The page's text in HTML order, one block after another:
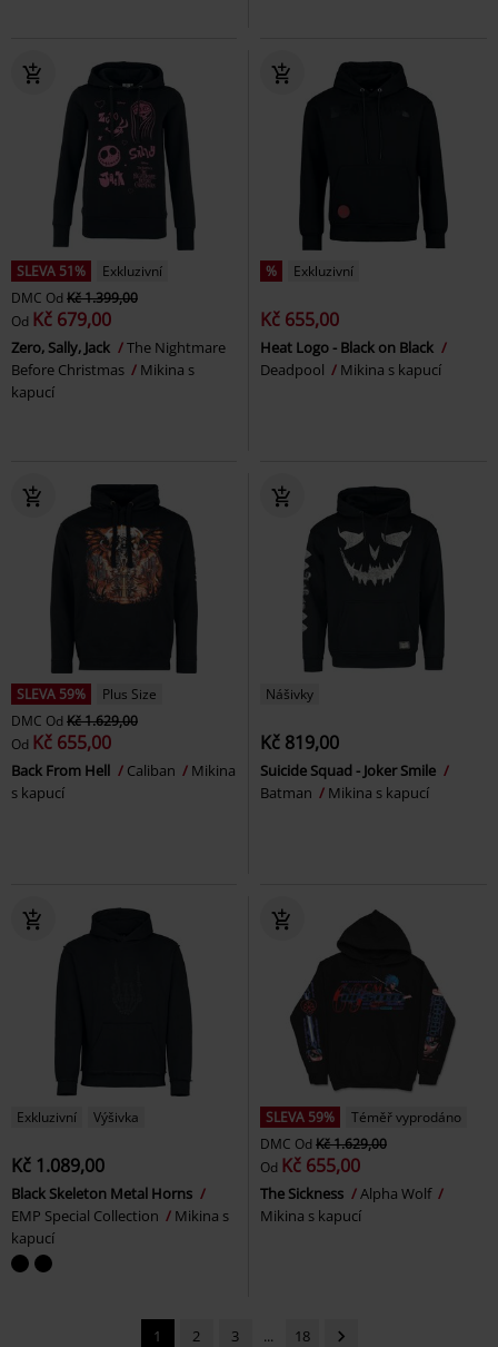
SLEVA 51%
Exkluzivní
DMC Od Kč 1.399,00
Od Kč 679,00
Zero, Sally, Jack
The Nightmare
Before Christmas
Mikina s
kapucí
% Exkluzivní
Kč 655,00
Heat Logo - Black on Black
Deadpool
Mikina s kapucí
SLEVA 59%
Plus Size
DMC Od Kč 1.629,00
Od Kč 655,00
Back From Hell Caliban
Mikina
s kapucí
Nášivky
Kč 819,00
Suicide Squad - Joker Smile
Batman
Mikina s kapucí
Exkluzivní Výšivka
Kč 1.089,00
Black Skeleton Metal Horns
EMP Special Collection
Mikina s
kapucí
SLEVA 59%
Téměř vyprodáno
DMC Od Kč 1.629,00
Od Kč 655,00
The Sickness
Alpha Wolf
Mikina s kapucí
1 2 3 ... 18